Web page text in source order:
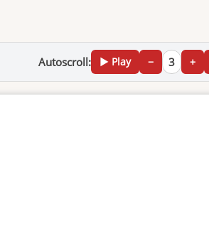
Autoscroll: ▶ Play − 3 +